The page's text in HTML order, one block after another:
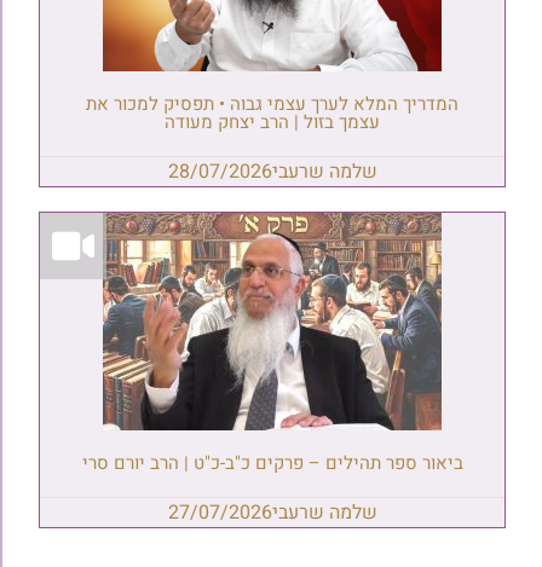
המדריך המלא לערך עצמי גבוה • תפסיק למכור את
עצמך בזול | הרב יצחק מעודה
שלמה שרעבי28/07/2026
ביאור ספר תהילים – פרקים כ"ב-כ"ט | הרב יורם סרי
שלמה שרעבי27/07/2026